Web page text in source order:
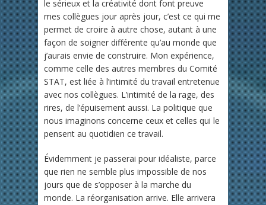
le sérieux et la créativité dont font preuve
mes collègues jour après jour, c’est ce qui me
permet de croire à autre chose, autant à une
façon de soigner différente qu’au monde que
j’aurais envie de construire. Mon expérience,
comme celle des autres membres du Comité
STAT, est liée à l’intimité du travail entretenue
avec nos collègues. L’intimité de la rage, des
rires, de l’épuisement aussi. La politique que
nous imaginons concerne ceux et celles qui le
pensent au quotidien ce travail.
Évidemment je passerai pour idéaliste, parce
que rien ne semble plus impossible de nos
jours que de s’opposer à la marche du
monde. La réorganisation arrive. Elle arrivera